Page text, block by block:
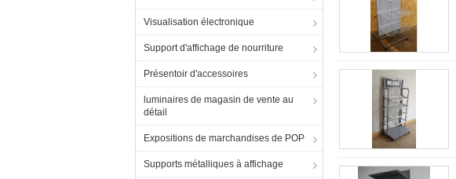
Visualisation électronique
Support d'affichage de nourriture
Présentoir d'accessoires
luminaires de magasin de vente au
détail
Expositions de marchandises de POP
Supports métalliques à affichage